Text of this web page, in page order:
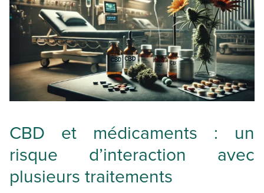
CBD et médicaments : un
risque d’interaction avec
plusieurs traitements